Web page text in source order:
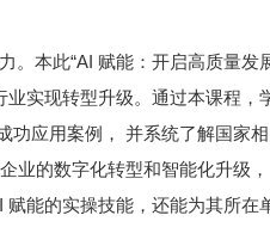
本此“AI 赋能：开启高质量发
实现转型升级。通过本课程
应用案例， 并系统了解国家
业的数字化转型和智能化升级
能的实操技能，还能为其所在